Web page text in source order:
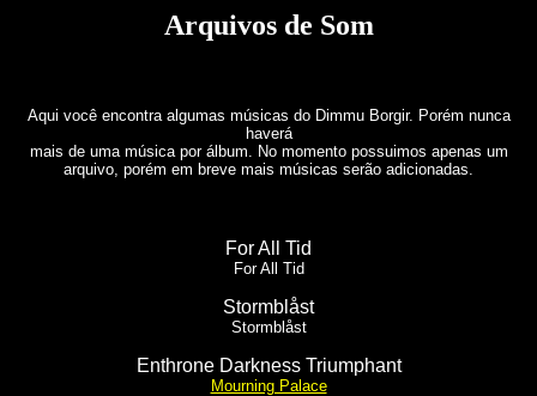
Arquivos de Som
Aqui você encontra algumas músicas do Dimmu Borgir. Porém nunca
haverá
mais de uma música por álbum. No momento possuimos apenas um
arquivo, porém em breve mais músicas serão adicionadas.
For All Tid
For All Tid
Stormblåst
Stormblåst
Enthrone Darkness Triumphant
Mourning Palace